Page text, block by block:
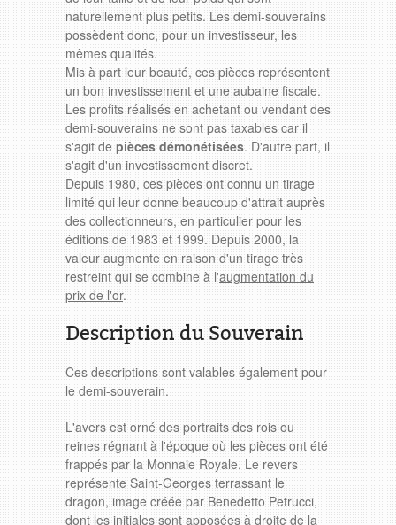
naturellement plus petits. Les demi-souverains
possèdent donc, pour un investisseur, les
mêmes qualités.
Mis à part leur beauté, ces pièces représentent
un bon investissement et une aubaine fiscale.
Les profits réalisés en achetant ou vendant des
demi-souverains ne sont pas taxables car il
s'agit depièces démonétisées. D'autre part, il
s'agit d'un investissement discret.
Depuis 1980, ces pièces ont connu un tirage
limité qui leur donne beaucoup d'attrait auprès
des collectionneurs, en particulier pour les
éditions de 1983 et 1999. Depuis 2000, la
valeur augmente en raison d'un tirage très
restreint qui se combine à l'augmentation du
prix de l'or.
Description du Souverain
Ces descriptions sont valables également pour
le demi-souverain.
L'avers est orné des portraits des rois ou
reines régnant à l'époque où les pièces ont été
frappés par la Monnaie Royale. Le revers
représente Saint-Georges terrassant le
dragon, image créée par Benedetto Petrucci,
dont les initiales sont apposées à droite de la